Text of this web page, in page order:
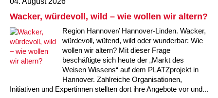
Krippe Schleswiger Straße
Kindertagesstätte Schneiderberg
Kindertagesstätte Sylter Weg
Kindertagesstätte Tresckowstraße
Kindertagesstätte Levester Straße
Offene Sprach-Sprechstunde
Kindertagesstätte Moorlilienweg /
Familienzentrum
Kindertagesstätte Mühenkamp / Familienzentrum
Kindertagesstätte Petermannstraße /
Wacker, würdevoll, wild – wie wollen wir altern?
Region Hannover/ Hannover-Linden. Wacker,
würdevoll, wütend, wild oder wunderbar: Wie
wollen wir altern? Mit dieser Frage
beschäftigte sich heute der „Markt des
Weisen Wissens“ auf dem PLATZprojekt in
Hannover. Zahlreiche Organisationen,
Initiativen und Expertinnen stellten dort ihre Angebote vor und...